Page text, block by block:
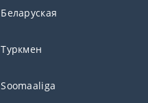
Беларуская
Туркмен
Soomaaliga